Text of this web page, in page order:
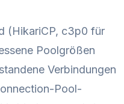
(HikariCP, c3p0 für
Poolgrößen
Verbindungen
Pool-